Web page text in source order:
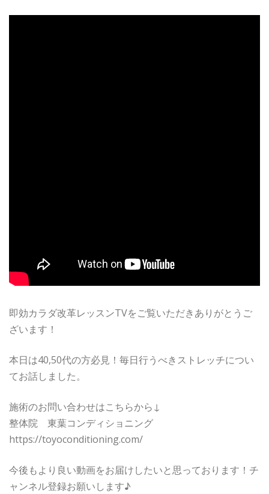
即効カラダ改革レッスンTVをご覧いただきありがとうご
ざいます！
本日は40,50代の方必見！毎日行うべきストレッチについ
てお話しました。
施術のお問い合わせはこちらから↓
整体院 東葉コンディショニング
https://toyoconditioning.com/
今後もより良い動画をお届けしたいと思っております！チ
ャンネル登録お願いします♪